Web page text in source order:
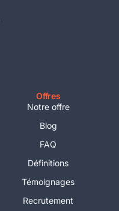
Offres
Notre offre
Blog
FAQ
Définitions
Témoignages
Recrutement